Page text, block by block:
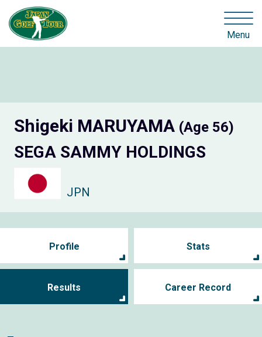
Menu
Shigeki MARUYAMA (Age 56)
SEGA SAMMY HOLDINGS
JPN
Profile Stats
Results Career Record